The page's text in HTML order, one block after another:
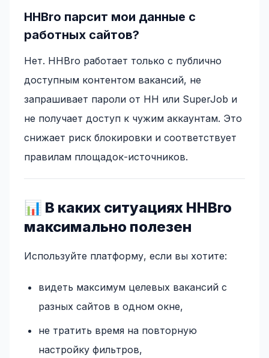
HHBro парсит мои данные с
работных сайтов?
Нет. HHBro работает только с публично
доступным контентом вакансий, не
запрашивает пароли от HH или SuperJob и
не получает доступ к чужим аккаунтам. Это
снижает риск блокировки и соответствует
правилам площадок-источников.
📊 В каких ситуациях HHBro
максимально полезен
Используйте платформу, если вы хотите:
видеть максимум целевых вакансий с
разных сайтов в одном окне,
не тратить время на повторную
настройку фильтров,